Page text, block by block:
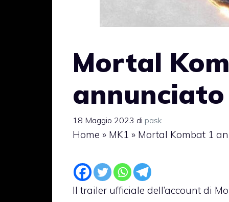
Mortal
18 Maggio 2023 di pask
Home » MK1 » Mortal Kombat 1
Il trailer ufficiale dell’account di